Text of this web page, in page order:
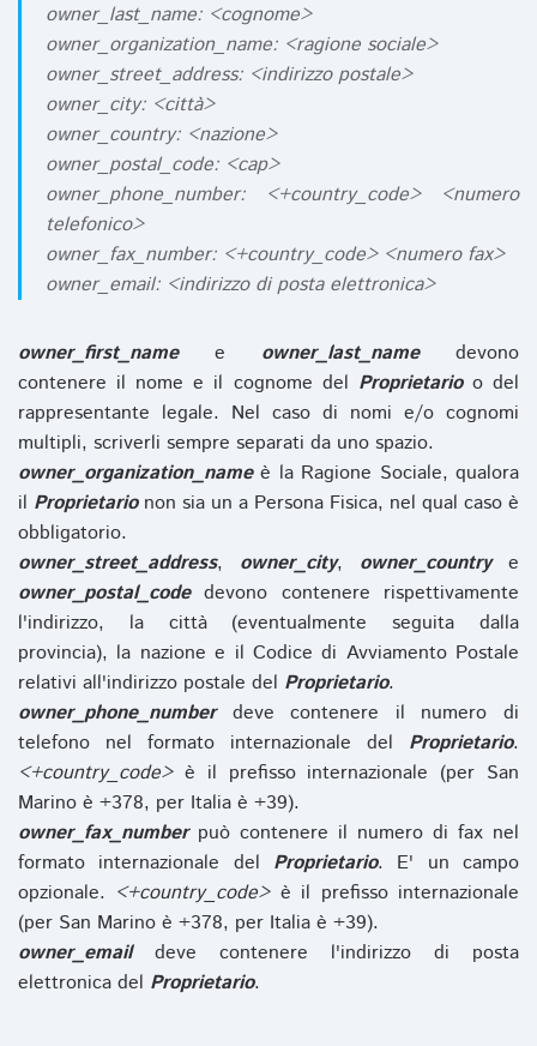
owner_last_name: <cognome>
owner_organization_name: <ragione sociale>
owner_street_address: <indirizzo postale>
owner_city: <città>
owner_country: <nazione>
owner_postal_code: <cap>
owner_phone_number: <+country_code> <numero
telefonico>
owner_fax_number: <+country_code> <numero fax>
owner_email: <indirizzo di posta elettronica>
owner_first_namee owner_last_namedevono
contenere il nome e il cognome del Proprietarioo del
rappresentante legale. Nel caso di nomi e/o cognomi
multipli, scriverli sempre separati da uno spazio.
owner_organization_nameè la Ragione Sociale, qualora
il Proprietarionon sia un a Persona Fisica, nel qual caso è
obbligatorio.
owner_street_address, owner_city, owner_countrye
owner_postal_codedevono contenere rispettivamente
l'indirizzo, la città (eventualmente seguita dalla
provincia), la nazione e il Codice di Avviamento Postale
relativi all'indirizzo postale del Proprietario.
owner_phone_numberdeve contenere il numero di
telefono nel formato internazionale del Proprietario.
<+country_code>è il prefisso internazionale (per San
Marino è +378, per Italia è +39).
owner_fax_numberpuò contenere il numero di fax nel
formato internazionale del Proprietario. E' un campo
opzionale. <+country_code>è il prefisso internazionale
(per San Marino è +378, per Italia è +39).
owner_emaildeve contenere l'indirizzo di posta
elettronica del Proprietario.